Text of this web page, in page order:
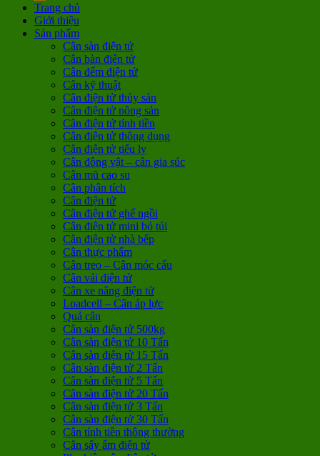
Trang chủ
Giới thiệu
Sản phẩm
Cân sàn điện tử
Cân bàn điện tử
Cân đếm điện tử
Cân kỹ thuật
Cân điện tử thủy sản
Cân điện tử nông sản
Cân điện tử tính tiền
Cân điện tử thông dụng
Cân điện tử tiểu ly
Cân động vật – cân gia súc
Cân mũ cao su
Cân phân tích
Cân điện tử
Cân điện tử ghế ngồi
Cân điện tử mini bỏ túi
Cân điện tử nhà bếp
Cân thực phẩm
Cân treo – Cân móc cẩu
Cân vải điện tử
Cân xe nâng điện tử
Loadcell – Cân áp lực
Quả cân
Cân sàn điện tử 500kg
Cân sàn điện tử 10 Tấn
Cân sàn điện tử 15 Tấn
Cân sàn điện tử 2 Tấn
Cân sàn điện tử 5 Tấn
Cân sàn điện tử 20 Tấn
Cân sàn điện tử 3 Tấn
Cân sàn điện tử 30 Tấn
Cân tính tiền thông thường
Cân sấy ẩm điện tử